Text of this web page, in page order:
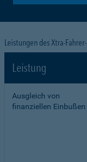
Leistungen des Xtra-
Leistung
Ausgleich von
finanziellen Einbußen